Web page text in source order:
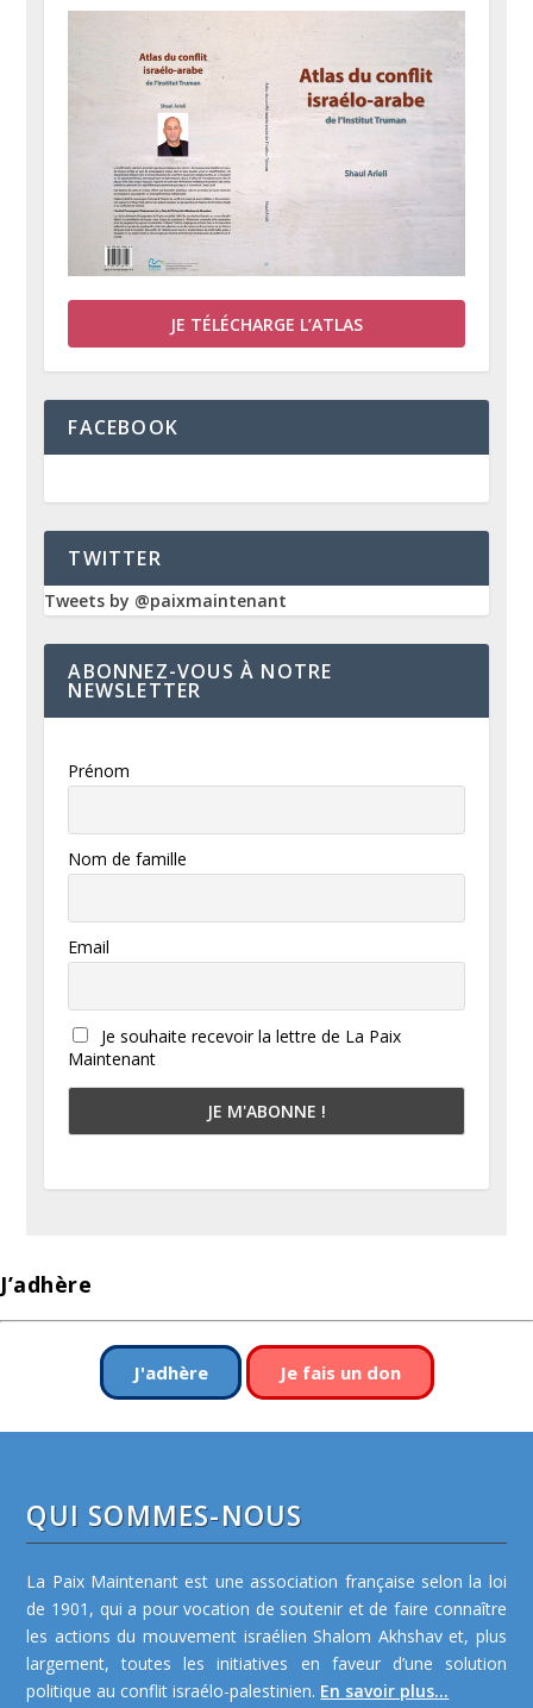
JE TÉLÉCHARGE L’ATLAS
FACEBOOK
TWITTER
Tweets by @paixmaintenant
ABONNEZ-VOUS À NOTRE
NEWSLETTER
Prénom
Nom de famille
Email
Je souhaite recevoir la lettre de La Paix
Maintenant
J’adhère
J'adhère Je fais un don
QUI SOMMES-NOUS
La Paix Maintenant est une association française selon la loi
de 1901, qui a pour vocation de soutenir et de faire connaître
les actions du mouvement israélien Shalom Akhshav et, plus
largement, toutes les initiatives en faveur d’une solution
politique au conflit israélo-palestinien. En savoir plus...